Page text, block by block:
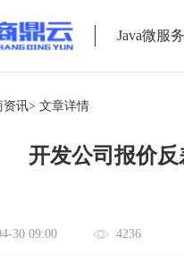
Java微服
资讯> 文章详情
开发公司报价
30 09:00 4236